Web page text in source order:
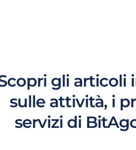
gli articoli
sulle attività, i
servizi di